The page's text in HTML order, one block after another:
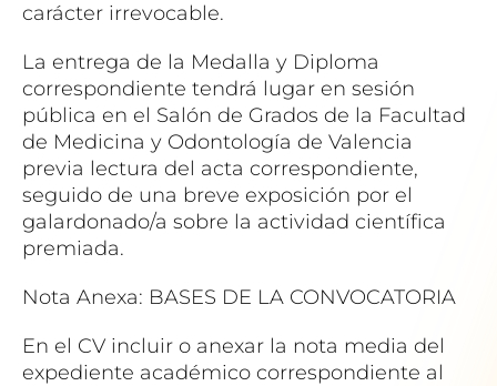
carácter irrevocable.
La entrega de la Medalla y Diploma
correspondiente tendrá lugar en sesión
pública en el Salón de Grados de la Facultad
de Medicina y Odontología de Valencia
previa lectura del acta correspondiente,
seguido de una breve exposición por el
galardonado/a sobre la actividad científica
premiada.
Nota Anexa: BASES DE LA CONVOCATORIA
En el CV incluir o anexar la nota media del
expediente académico correspondiente al